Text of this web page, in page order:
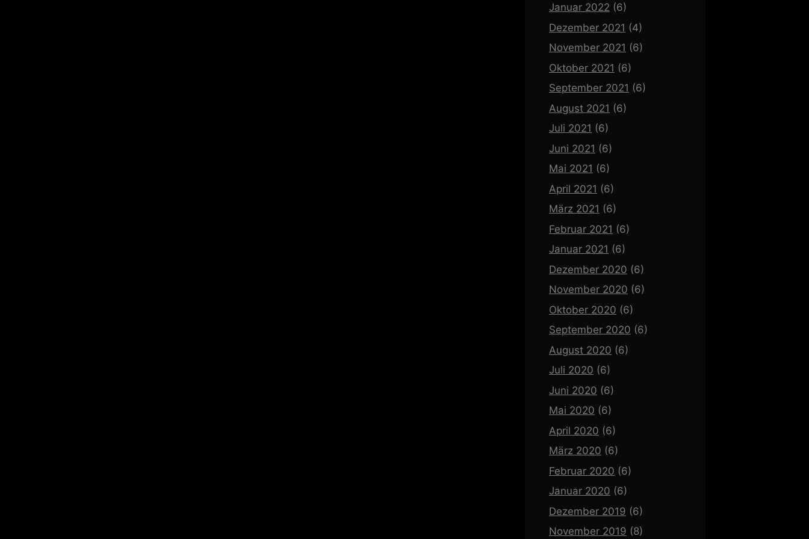
Januar 2022 (6)
Dezember 2021 (4)
November 2021 (6)
Oktober 2021 (6)
September 2021 (6)
August 2021 (6)
Juli 2021 (6)
Juni 2021 (6)
Mai 2021 (6)
April 2021 (6)
März 2021 (6)
Februar 2021 (6)
Januar 2021 (6)
Dezember 2020 (6)
November 2020 (6)
Oktober 2020 (6)
September 2020 (6)
August 2020 (6)
Juli 2020 (6)
Juni 2020 (6)
Mai 2020 (6)
April 2020 (6)
März 2020 (6)
Februar 2020 (6)
Januar 2020 (6)
Dezember 2019 (6)
November 2019 (8)